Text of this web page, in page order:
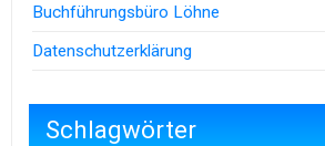
Buchführungsbüro Löhne
Datenschutzerklärung
Schlagwörter